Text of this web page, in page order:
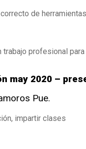
de
profesional
may 2020 –
Pue.
impartir clases